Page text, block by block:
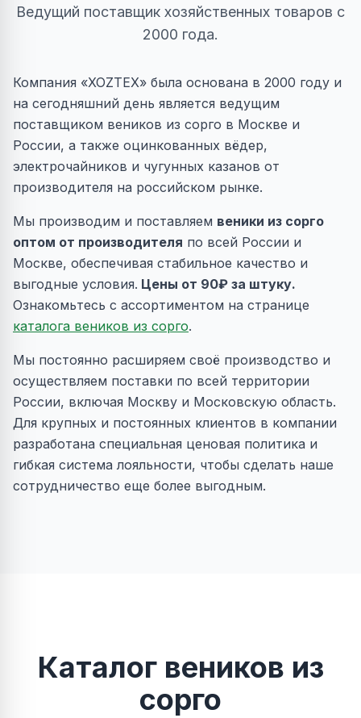
Ведущий поставщик хозяйственных товаров с
2000 года.
Компания «XOZTEX» была основана в 2000 году и
на сегодняшний день является ведущим
поставщиком веников из сорго в Москве и
России, а также оцинкованных вёдер,
электрочайников и чугунных казанов от
производителя на российском рынке.
Мы производим и поставляем веники из сорго
оптом от производителя по всей России и
Москве, обеспечивая стабильное качество и
выгодные условия. Цены от 90₽ за штуку.
Ознакомьтесь с ассортиментом на странице
каталога веников из сорго.
Мы постоянно расширяем своё производство и
осуществляем поставки по всей территории
России, включая Москву и Московскую область.
Для крупных и постоянных клиентов в компании
разработана специальная ценовая политика и
гибкая система лояльности, чтобы сделать наше
сотрудничество еще более выгодным.
Каталог веников из
сорго